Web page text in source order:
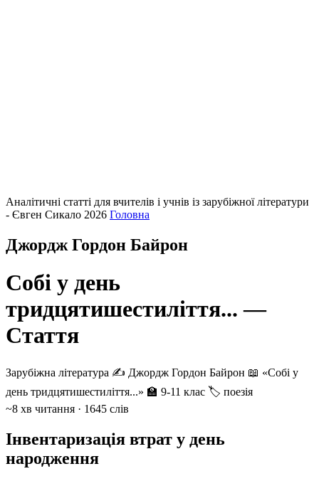
Аналітичні статті для вчителів і учнів із зарубіжної літератури
- Євген Сикало 2026 Головна
Джордж Гордон Байрон
Собі у день
тридцятишестиліття... —
Стаття
Зарубіжна література ✍️ Джордж Гордон Байрон 📖 «Собі у
день тридцятишестиліття...» 🏫 9-11 клас 🏷 поезія
~8 хв читання · 1645 слів
Інвентаризація втрат у день
народження